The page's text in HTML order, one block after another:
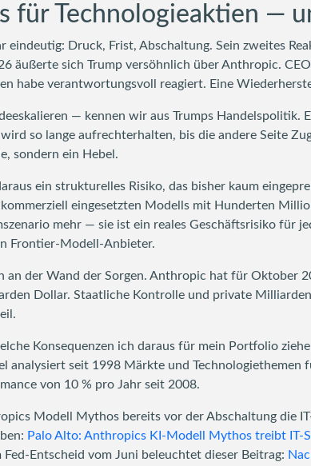
für Technologieaktien —
eindeutig: Druck, Frist, Abschaltung. Sein zweites
äußerte sich Trump versöhnlich über Anthropic.
habe verantwortungsvoll reagiert. Eine
— kennen wir aus Trumps Handelspolitik.
so lange aufrechterhalten, bis die andere Seite
sondern ein Hebel.
ein strukturelles Risiko, das bisher kaum
eingesetzten Modells mit Hunderten
mehr — sie ist ein reales Geschäftsrisiko für
Frontier-Modell-Anbieter.
an der Wand der Sorgen. Anthropic hat für Oktober
Dollar. Staatliche Kontrolle und private
Konsequenzen ich daraus für mein Portfolio
analysiert seit 1998 Märkte und Technologiethemen
von 10 % pro Jahr seit 2008.
Modell Mythos bereits vor der Abschaltung die
Palo Alto: Anthropics KI-Modell Mythos treibt IT-
Fed-Entscheid vom Juni beleuchtet dieser Beitrag: